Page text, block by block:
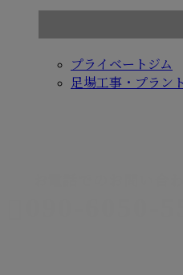
プライベートジム
足場工事・プラン